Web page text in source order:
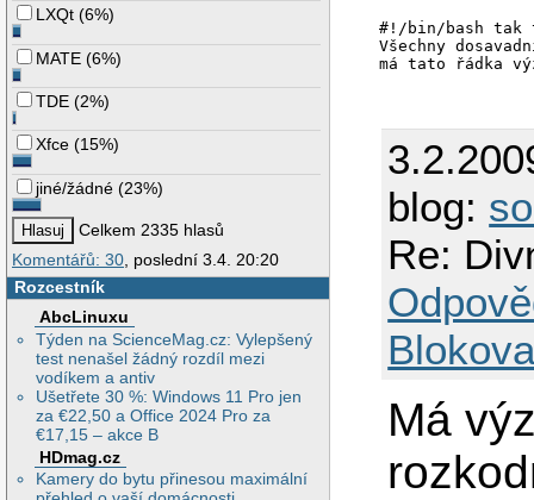
LXQt (6%)
MATE (6%)
TDE (2%)
Xfce (15%)
jiné/žádné (23%)
Celkem 2335 hlasů
Komentářů: 30, poslední 3.4. 20:20
Rozcestník
AbcLinuxu
Týden na ScienceMag.cz: Vylepšený
test nenašel žádný rozdíl mezi
vodíkem a antiv
Ušetřete 30 %: Windows 11 Pro jen
za €22,50 a Office 2024 Pro za
€17,15 – akce B
HDmag.cz
Kamery do bytu přinesou maximální
#!/bin/bash tak
Všechny
má tato řádka
blog:
Re:
Má